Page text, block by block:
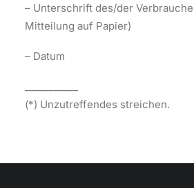
– Unterschrift des/der
Mitteilung auf Papier)
– Datum
(*) Unzutreffendes streichen.